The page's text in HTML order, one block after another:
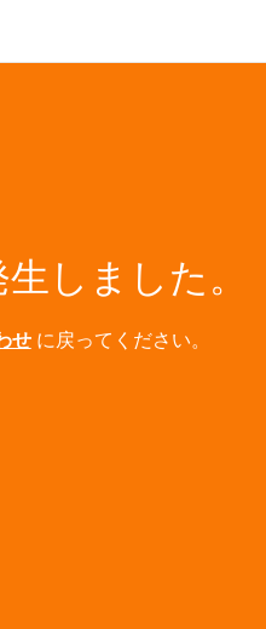
しました。
せに戻ってください。